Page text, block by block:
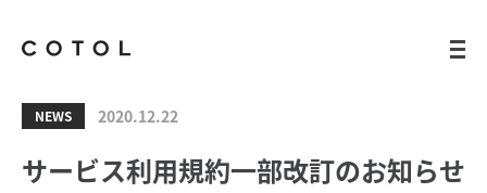
NEWS 2020.12.22
サービス利用規約一部改訂のお知らせ